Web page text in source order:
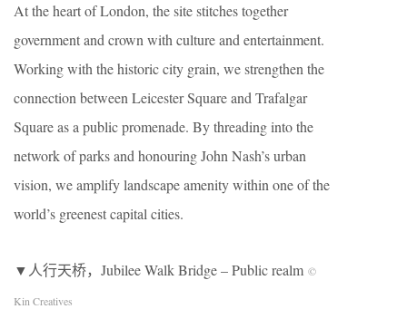
At the heart of London, the site stitches together
government and crown with culture and entertainment.
Working with the historic city grain, we strengthen the
connection between Leicester Square and Trafalgar
Square as a public promenade. By threading into the
network of parks and honouring John Nash’s urban
vision, we amplify landscape amenity within one of the
world’s greenest capital cities.
▼人行天桥，Jubilee Walk Bridge – Public realm ©
Kin Creatives